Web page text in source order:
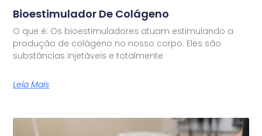
Bioestimulador De Colágeno
O que é: Os bioestimuladores atuam estimulando a
produção de colágeno no nosso corpo. Eles são
substâncias injetáveis e totalmente
Leia Mais